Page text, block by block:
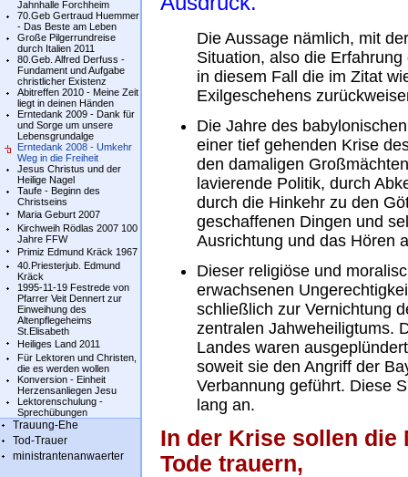
Jahnhalle Forchheim
70.Geb Gertraud Huemmer
- Das Beste am Leben
Große Pilgerrundreise
durch Italien 2011
80.Geb. Alfred Derfuss -
Fundament und Aufgabe
christlicher Existenz
Abitreffen 2010 - Meine Zeit
liegt in deinen Händen
Erntedank 2009 - Dank für
und Sorge um unsere
Lebensgrundalge
Erntedank 2008 - Umkehr
Weg in die Freiheit
Jesus Christus und der
Heilige Nagel
Taufe - Beginn des
Christseins
Maria Geburt 2007
Kirchweih Rödlas 2007 100
Jahre FFW
Primiz Edmund Kräck 1967
40.Priesterjub. Edmund
Kräck
1995-11-19 Festrede von
Pfarrer Veit Dennert zur
Einweihung des
Altenpflegeheims
St.Elisabeth
Heiliges Land 2011
Für Lektoren und Christen,
die es werden wollen
Konversion - Einheit
Herzensanliegen Jesu
Lektorenschulung -
Sprechübungen
Trauung-Ehe
Tod-Trauer
ministrantenanwaerter
Die Aussage nämlich, mit
Situation, also die
in diesem Fall die im Zitat
Exilgeschehens
Die Jahre des
einer tief gehenden Krise
den damaligen
lavierende Politik, durch
durch die Hinkehr zu den
geschaffenen Dingen und
Ausrichtung und das Hören
Dieser religiöse und
erwachsenen
schließlich zur Vernichtung
zentralen Jahweheiligtums.
Landes waren
soweit sie den Angriff der
Verbannung geführt. Diese
lang an.
In der Krise sollen die
Tode trauern,